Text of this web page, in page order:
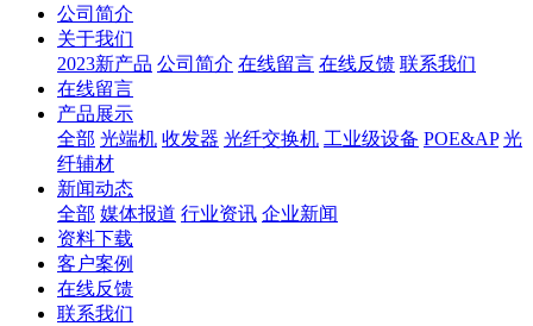
公司简介
关于我们
2023新产品 公司简介 在线留言 在线反馈 联系我们
在线留言
产品展示
全部 光端机 收发器 光纤交换机 工业级设备 POE&AP 光
纤辅材
新闻动态
全部 媒体报道 行业资讯 企业新闻
资料下载
客户案例
在线反馈
联系我们